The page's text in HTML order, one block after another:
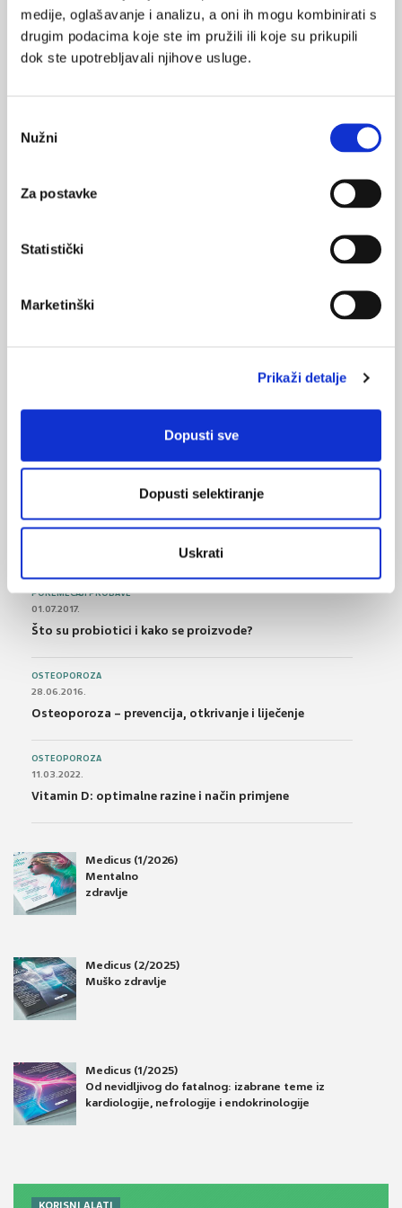
medije, oglašavanje i analizu, a oni ih mogu kombinirati s
drugim podacima koje ste im pružili ili koje su prikupili
dok ste upotrebljavali njihove usluge.
pristanka
Nužni
Za postavke
Statistički
Marketinški
Prikaži detalje
Dopusti sve
Dopusti selektiranje
Uskrati
Izloženost peludi trava povezana s većim fizičkim
simptomima i poteškoćama
29.08.2024.
Istraživanje podupire tzv. higijensku hipotezu
BOL
Bolna leđa - medicinske vježbe (nove smjernice)
Nesteroidni antireumatici i gastrointestinalna
POREMEĆAJI PROBAVE
01.07.2017.
Što su probiotici i kako se proizvode?
OSTEOPOROZA
28.06.2016.
Osteoporoza – prevencija, otkrivanje i liječenje
OSTEOPOROZA
11.03.2022.
Vitamin D: optimalne razine i način primjene
Medicus (1/2026)
Mentalno
zdravlje
Medicus (2/2025)
Muško zdravlje
Medicus (1/2025)
Od nevidljivog do fatalnog: izabrane teme iz
kardiologije, nefrologije i endokrinologije
KORISNI ALATI